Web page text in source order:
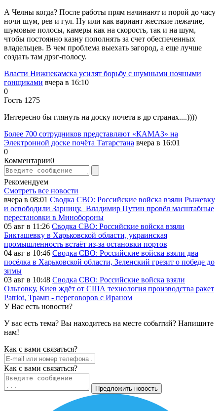
А Челны когда? После работы прям начинают и порой до часу
ночи шум, рев и гул. Ну или как вариант жесткие лежачие,
шумовые полосы, камеры как на скорость, так и на шум,
чтобы постоянно казну пополнять за счет обеспеченных
владельцев. В чем проблема выехать загород, а еще лучше
создать там дрэг-полосу.
Власти Нижнекамска усилят борьбу с шумными ночными
гонщиками вчера в 16:10
0
Гость 1275
Интересно бы глянуть на доску почета в др странах....))))
Более 700 сотрудников представляют «КАМАЗ» на
Электронной доске почёта Татарстана вчера в 16:01
0
Комментарии0
Рекомендуем
Смотреть все новости
вчера в 08:01 Сводка СВО: Российские войска взяли Рыжевку
и освободили Зарницу, Владимир Путин провёл масштабные
перестановки в Минобороны
05 авг в 11:26 Сводка СВО: Российские войска взяли
Бикташевку в Харьковской области, украинская
промышленность встаёт из-за остановки портов
04 авг в 10:46 Сводка СВО: Российские войска взяли два
посёлка в Харьковской области, Зеленский грезит о победе до
зимы
03 авг в 10:48 Сводка СВО: Российские войска взяли
Ольговку, Киев ждёт от США технология производства ракет
Patriot, Трамп - переговоров с Ираном
У Вас есть новости?
У вас есть тема? Вы находитесь на месте событий? Напишите
нам!
Как c вами связаться?
Как c вами связаться?
Предложить новость